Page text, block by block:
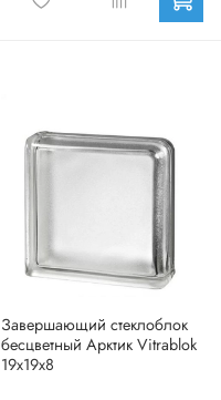
Завершающий стеклоблок
бесцветный Арктик Vitrablok
19x19x8